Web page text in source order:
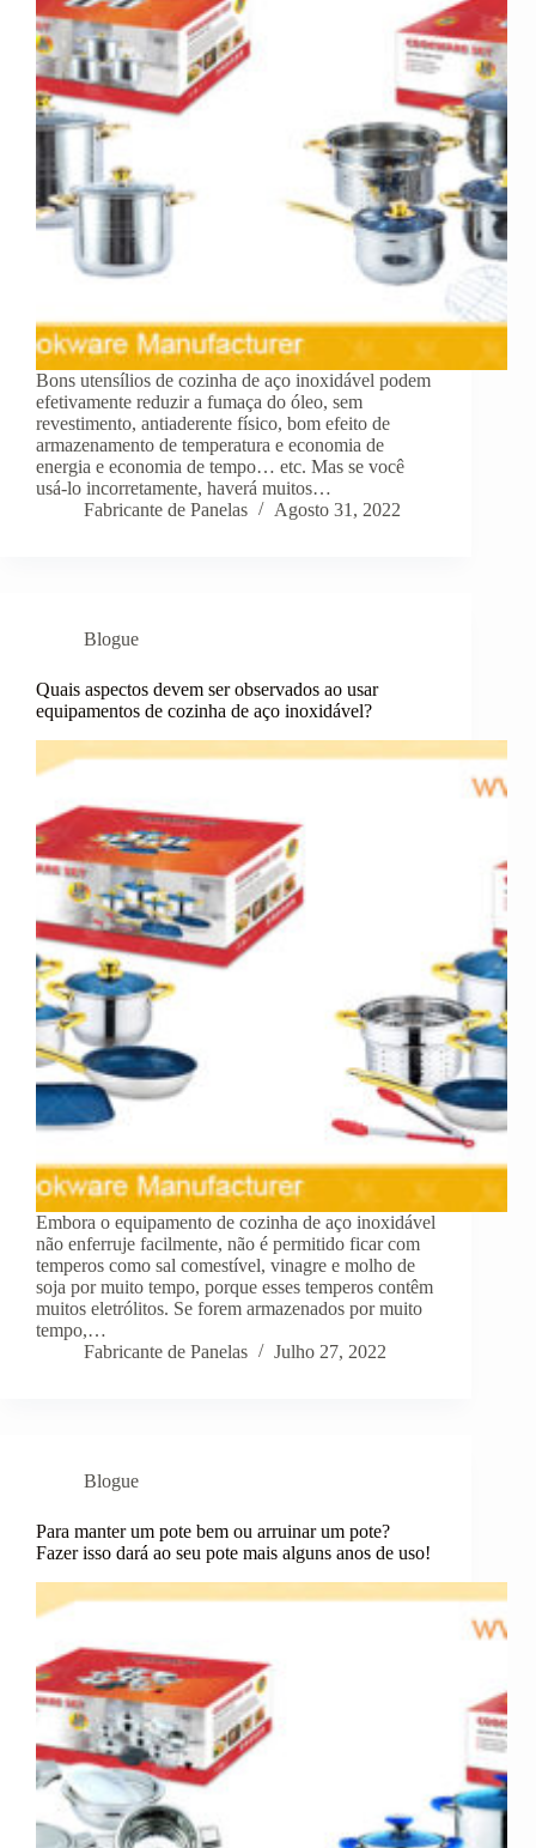
Bons utensílios de cozinha de aço inoxidável podem
efetivamente reduzir a fumaça do óleo, sem
revestimento, antiaderente físico, bom efeito de
armazenamento de temperatura e economia de
energia e economia de tempo… etc. Mas se você
usá-lo incorretamente, haverá muitos…
Fabricante de Panelas
Agosto 31, 2022
Blogue
Quais aspectos devem ser observados ao usar
equipamentos de cozinha de aço inoxidável?
Embora o equipamento de cozinha de aço inoxidável
não enferruje facilmente, não é permitido ficar com
temperos como sal comestível, vinagre e molho de
soja por muito tempo, porque esses temperos contêm
muitos eletrólitos. Se forem armazenados por muito
tempo,…
Fabricante de Panelas
Julho 27, 2022
Blogue
Para manter um pote bem ou arruinar um pote?
Fazer isso dará ao seu pote mais alguns anos de uso!